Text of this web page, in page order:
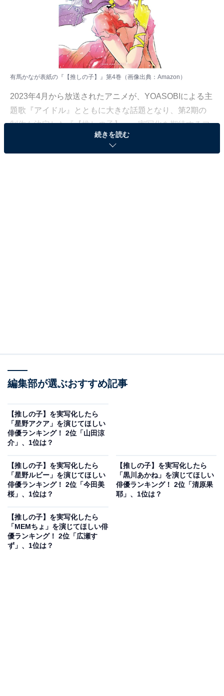
有馬かなが表紙の『【推しの子】』第4巻（画像出典： Amazon ）
2023年4月から放送されたアニメが、YOASOBIによる主
題歌『アイドル』とともに大きな話題となり、第2期の
制作も決定した『【推しの子】』。実写化を期待するフ
ァンも多いかもしれません。
View this post on Instagram
続きを読む
編集部が選ぶおすすめ記事
【推しの子】を実写化したら
「星野アクア」を演じてほしい
俳優ランキング！ 2位「山田涼
介」、1位は？
【推しの子】を実写化したら
「星野ルビー」を演じてほしい
俳優ランキング！ 2位「今田美
桜」、1位は？
【推しの子】を実写化したら
「黒川あかね」を演じてほしい
俳優ランキング！ 2位「清原果
耶」、1位は？
【推しの子】を実写化したら
「MEMちょ」を演じてほしい俳
優ランキング！ 2位「広瀬す
ず」、1位は？